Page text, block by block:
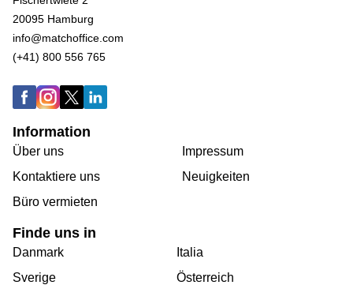
20095 Hamburg
info@matchoffice.com
(+41) 800 556 765
Information
Über uns
Kontaktiere uns
Büro vermieten
Impressum
Neuigkeiten
Finde uns in
Danmark
Sverige
Italia
Österreich